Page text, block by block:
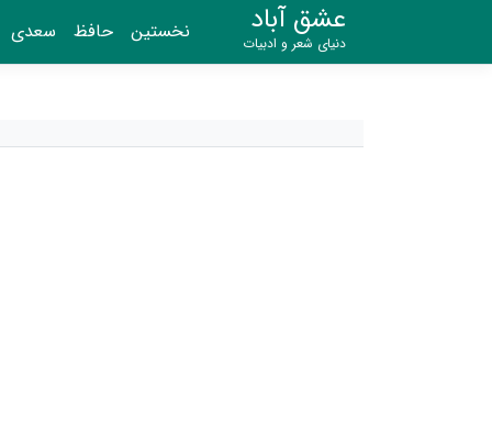
عشق آباد
دنیای شعر و ادبیات نخستین حافظ سعدی